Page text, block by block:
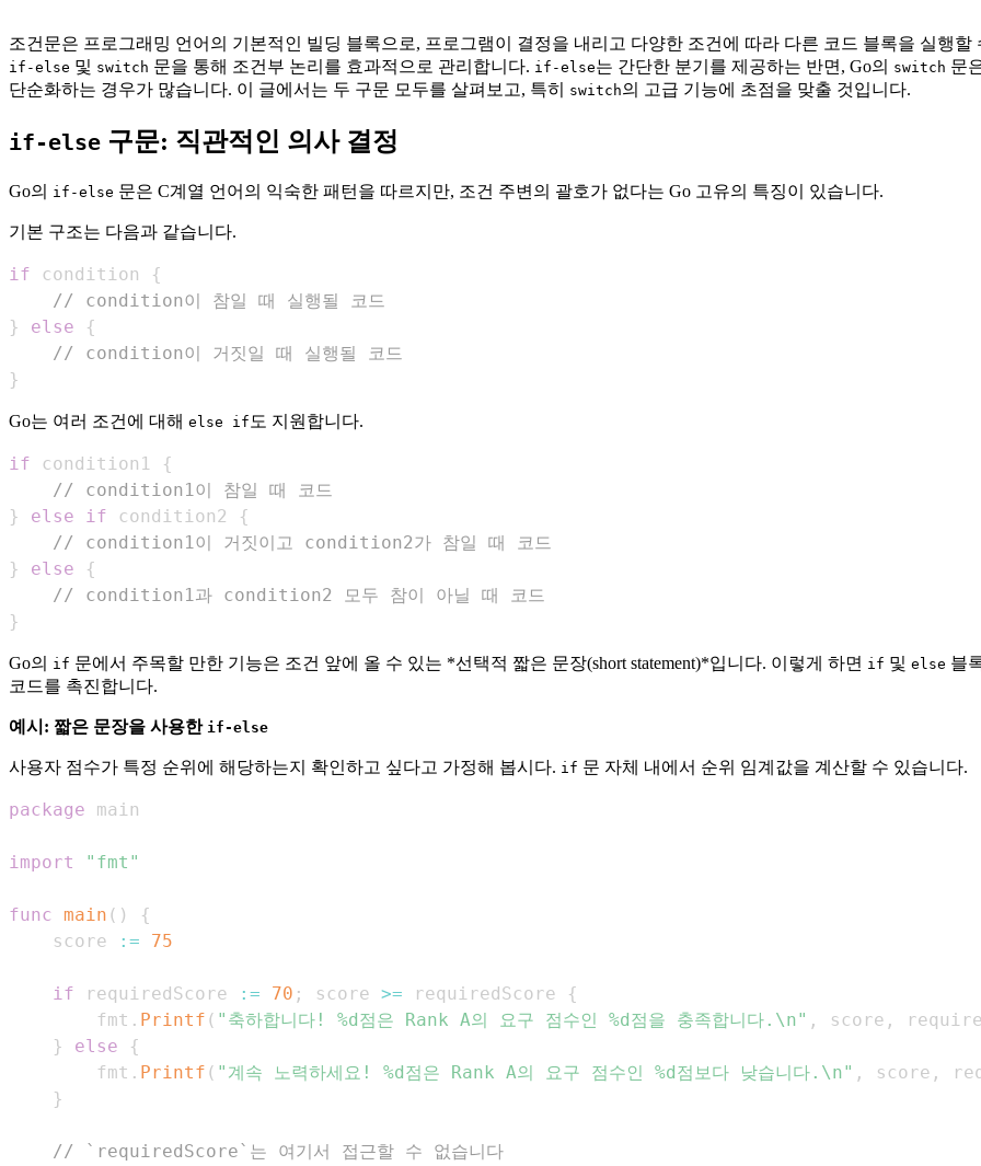
조건문은 프로그래밍 언어의 기본적인 빌딩 블록으로, 프로그램이 결정을 내리고 다양한 조건에 따라 다른 코드 블록을 실행
if-else 및 switch 문을 통해 조건부 논리를 효과적으로 관리합니다. if-else는 간단한 분기를 제공하는 반면, Go의 switch 문
단순화하는 경우가 많습니다. 이 글에서는 두 구문 모두를 살펴보고, 특히
switch의 고급 기능에 초점을 맞출 것입니다.
if-else 구문: 직관적인 의사 결정
Go의 if-else 문은 C계열 언어의 익숙한 패턴을 따르지만, 조건 주변의 괄호가 없다는 Go 고유의 특징이 있습니다.
기본 구조는 다음과 같습니다.
if condition
{
// condition이 참일 때 실행될 코드
}
else
{
// condition이 거짓일 때 실행될 코드
}
Go는 여러 조건에 대해 else if 도 지원합니다.
if condition1
{
// condition1이 참일 때 코드
}
else if condition2
{
// condition1이 거짓이고 condition2가 참일 때 코드
}
else
{
// condition1과 condition2 모두 참이 아닐 때 코드
}
Go의 if 문에서 주목할 만한 기능은 조건 앞에 올 수 있는 *선택적 짧은 문장(short statement)*입니다. 이렇게 하면 if 및 else 블
코드를 촉진합니다.
예시: 짧은 문장을 사용한 if-else
사용자 점수가 특정 순위에 해당하는지 확인하고 싶다고 가정해 봅시다. if 문 자체 내에서 순위 임계값을 계산할 수 있습니다.
package
import "fmt"
func main ( )
{
    score
:= 75
if requiredScore := 70 ; score >= requiredScore
{
        fmt
. Printf ( "축하합니다! %d점은 Rank A의 요구 점수인 %d점을 충족합니다.\n" , score ,
}
else
{
        fmt
. Printf ( "계속 노력하세요! %d점은 Rank A의 요구 점수인 %d점보다 낮습니다.\n" , score ,
}
// `requiredScore`는 여기서 접근할 수 없습니다